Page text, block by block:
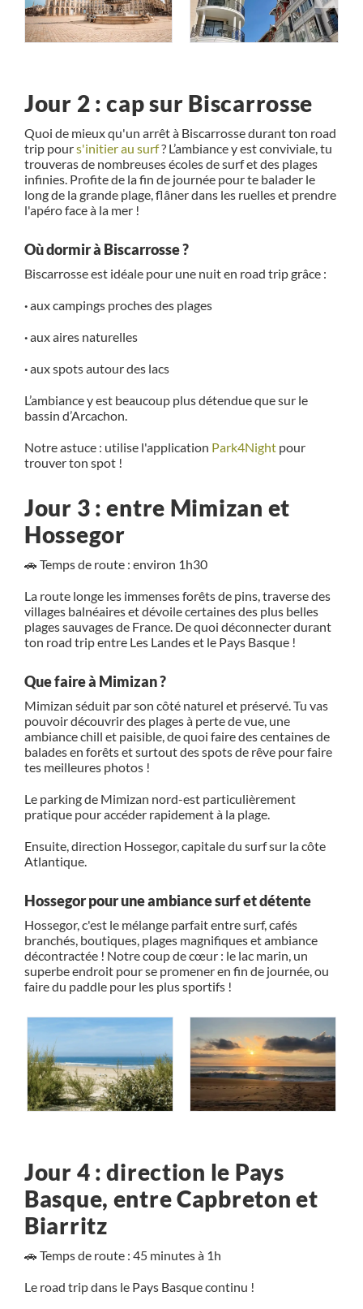
Jour 2 : cap sur Biscarrosse
Quoi de mieux qu'un arrêt à Biscarrosse durant ton road
trip pours'initier au surf? L’ambiance y est conviviale, tu
trouveras de nombreuses écoles de surf et des plages
infinies. Profite de la fin de journée pour te balader le
long de la grande plage, flâner dans les ruelles et prendre
l'apéro face à la mer !
Où dormir à Biscarrosse ?
Biscarrosse est idéale pour une nuit en road trip grâce :
·aux campings proches des plages
·aux aires naturelles
·aux spots autour des lacs
L’ambiance y est beaucoup plus détendue que sur le
bassin d’Arcachon.
Notre astuce : utilise l'application Park4Nightpour
trouver ton spot !
Jour 3 : entre Mimizan et
Hossegor
🚗 Temps de route : environ 1h30
La route longe les immenses forêts de pins, traverse des
villages balnéaires et dévoile certaines des plus belles
plages sauvages de France. De quoi déconnecter durant
ton road trip entre Les Landes et le Pays Basque !
Que faire à Mimizan ?
Mimizan séduit par son côté naturel et préservé. Tu vas
pouvoir découvrir des plages à perte de vue, une
ambiance chill et paisible, de quoi faire des centaines de
balades en forêts et surtout des spots de rêve pour faire
tes meilleures photos !
Le parking de Mimizan nord-est particulièrement
pratique pour accéder rapidement à la plage.
Ensuite, direction Hossegor, capitale du surf sur la côte
Atlantique.
Hossegor pour une ambiance surf et détente
Hossegor, c'est le mélange parfait entre surf, cafés
branchés, boutiques, plages magnifiques et ambiance
décontractée ! Notre coup de cœur : le lac marin, un
superbe endroit pour se promener en fin de journée, ou
faire du paddle pour les plus sportifs !
Jour 4 : direction le Pays
Basque, entre Capbreton et
Biarritz
🚗 Temps de route : 45 minutes à 1h
Le road trip dans le Pays Basque continu !